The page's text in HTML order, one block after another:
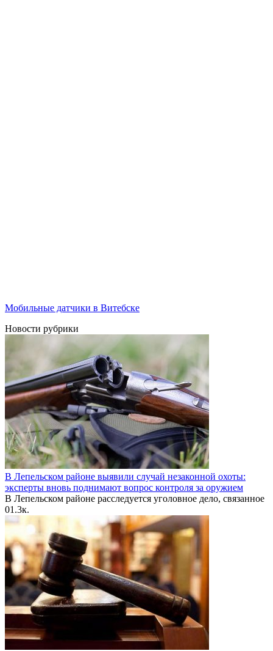
Мобильные датчики в Витебске
Новости рубрики
В Лепельском районе выявили случай незаконной охоты:
эксперты вновь поднимают вопрос контроля за оружием
В Лепельском районе расследуется уголовное дело, связанное
01.3к.